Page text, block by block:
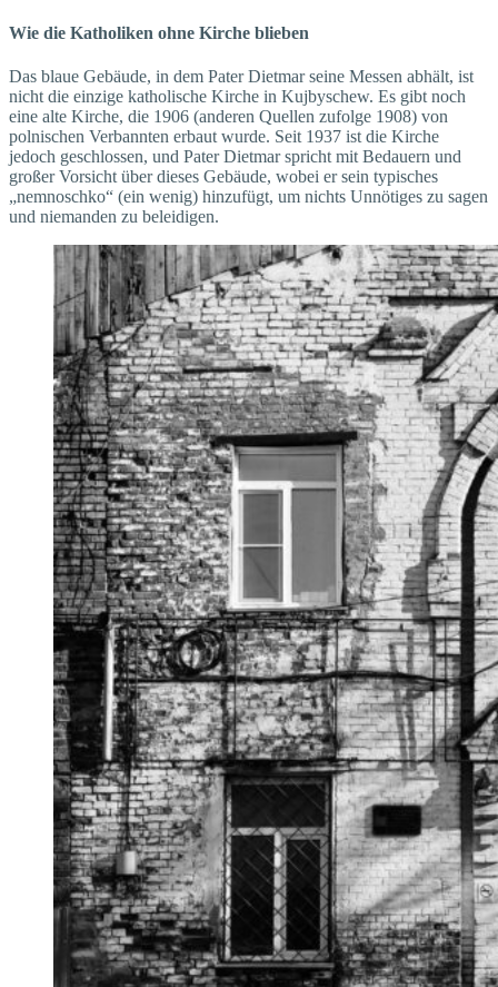
Wie die Katholiken ohne Kirche blieben
Das blaue Gebäude, in dem Pater Dietmar seine Messen abhält, ist
nicht die einzige katholische Kirche in Kujbyschew. Es gibt noch
eine alte Kirche, die 1906 (anderen Quellen zufolge 1908) von
polnischen Verbannten erbaut wurde. Seit 1937 ist die Kirche
jedoch geschlossen, und Pater Dietmar spricht mit Bedauern und
großer Vorsicht über dieses Gebäude, wobei er sein typisches
„nemnoschko“ (ein wenig) hinzufügt, um nichts Unnötiges zu sagen
und niemanden zu beleidigen.